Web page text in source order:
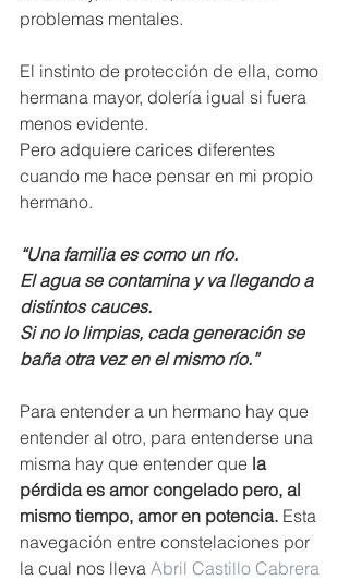
problemas mentales.
El instinto de protección de ella, como
hermana mayor, dolería igual si fuera
menos evidente.
Pero adquiere carices diferentes
cuando me hace pensar en mi propio
hermano.
“Una familia es como un río.
El agua se contamina y va llegando a
distintos cauces.
Si no lo limpias, cada generación se
baña otra vez en el mismo río.”
Para entender a un hermano hay que
entender al otro, para entenderse una
misma hay que entender que la
pérdida es amor congelado pero, al
mismo tiempo, amor en potencia. Esta
navegación entre constelaciones por
la cual nos lleva Abril Castillo Cabrera